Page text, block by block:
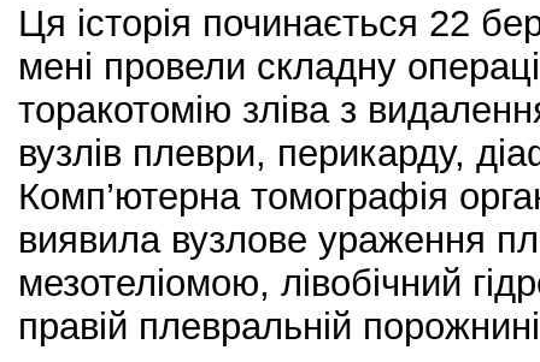
Ця історія починається 22
мені провели складну
торакотомію зліва з
вузлів плеври, перикарду,
Комп’ютерна томографія
виявила вузлове ураження
мезотеліомою, лівобічний
правій плевральній